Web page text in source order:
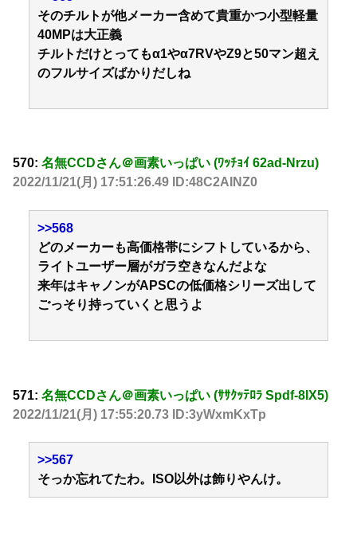
そのチルトが他メーカー含めて貴重かつ小型軽量
40MPは大正義
チルトだけとってもα1やα7RVやZ9と50マン超え
のフルサイズばかりだしね
570: 名無CCDさん＠画素いっぱい (ﾜｯﾁｮｲ 62ad-Nrzu)
2022/11/21(月) 17:51:26.49 ID:48C2AINZ0
>>568
どのメーカーも高価格帯にシフトしているから、
ライトユーザー層がガラ空きなんだよな
来年はキャノンがAPSCの低価格シリーズ出して
ごっそり持っていくと思うよ
571: 名無CCDさん＠画素いっぱい (ｻｻｸｯﾃﾛﾗ Spdf-8IX5)
2022/11/21(月) 17:55:20.73 ID:3yWxmKxTp
>>567
そっか忘れてたわ。ISO以外は飾りやんけ。